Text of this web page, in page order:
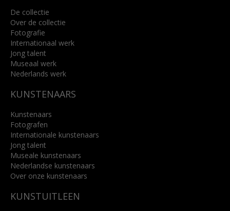
De collectie
Over de collectie
Fotografie
Internationaal werk
Jong talent
Museaal werk
Nederlands werk
KUNSTENAARS
Kunstenaars
Fotografen
Internationale kunstenaars
Jong talent
Museale kunstenaars
Nederlandse kunstenaars
Over onze kunstenaars
KUNSTUITLEEN